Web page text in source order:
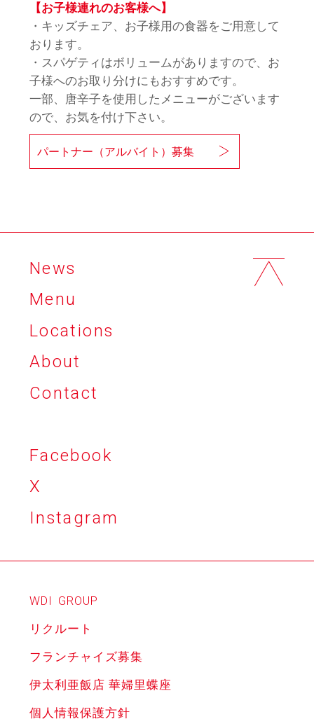
【お子様連れのお客様へ】
・キッズチェア、お子様用の食器をご用意して
おります。
・スパゲティはボリュームがありますので、お
子様へのお取り分けにもおすすめです。
一部、唐辛子を使用したメニューがございます
ので、お気を付け下さい。
パートナー（アルバイト）募集
News
Menu
Locations
About
Contact
Facebook
X
Instagram
WDI GROUP
リクルート
フランチャイズ募集
伊太利亜飯店 華婦里蝶座
個人情報保護方針